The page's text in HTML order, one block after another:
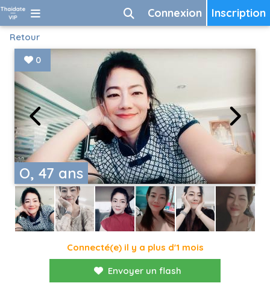
Inscription
Connexion
Retour
O, 47 ans
0
Connecté(e) il y a plus d'1 mois
Envoyer un flash